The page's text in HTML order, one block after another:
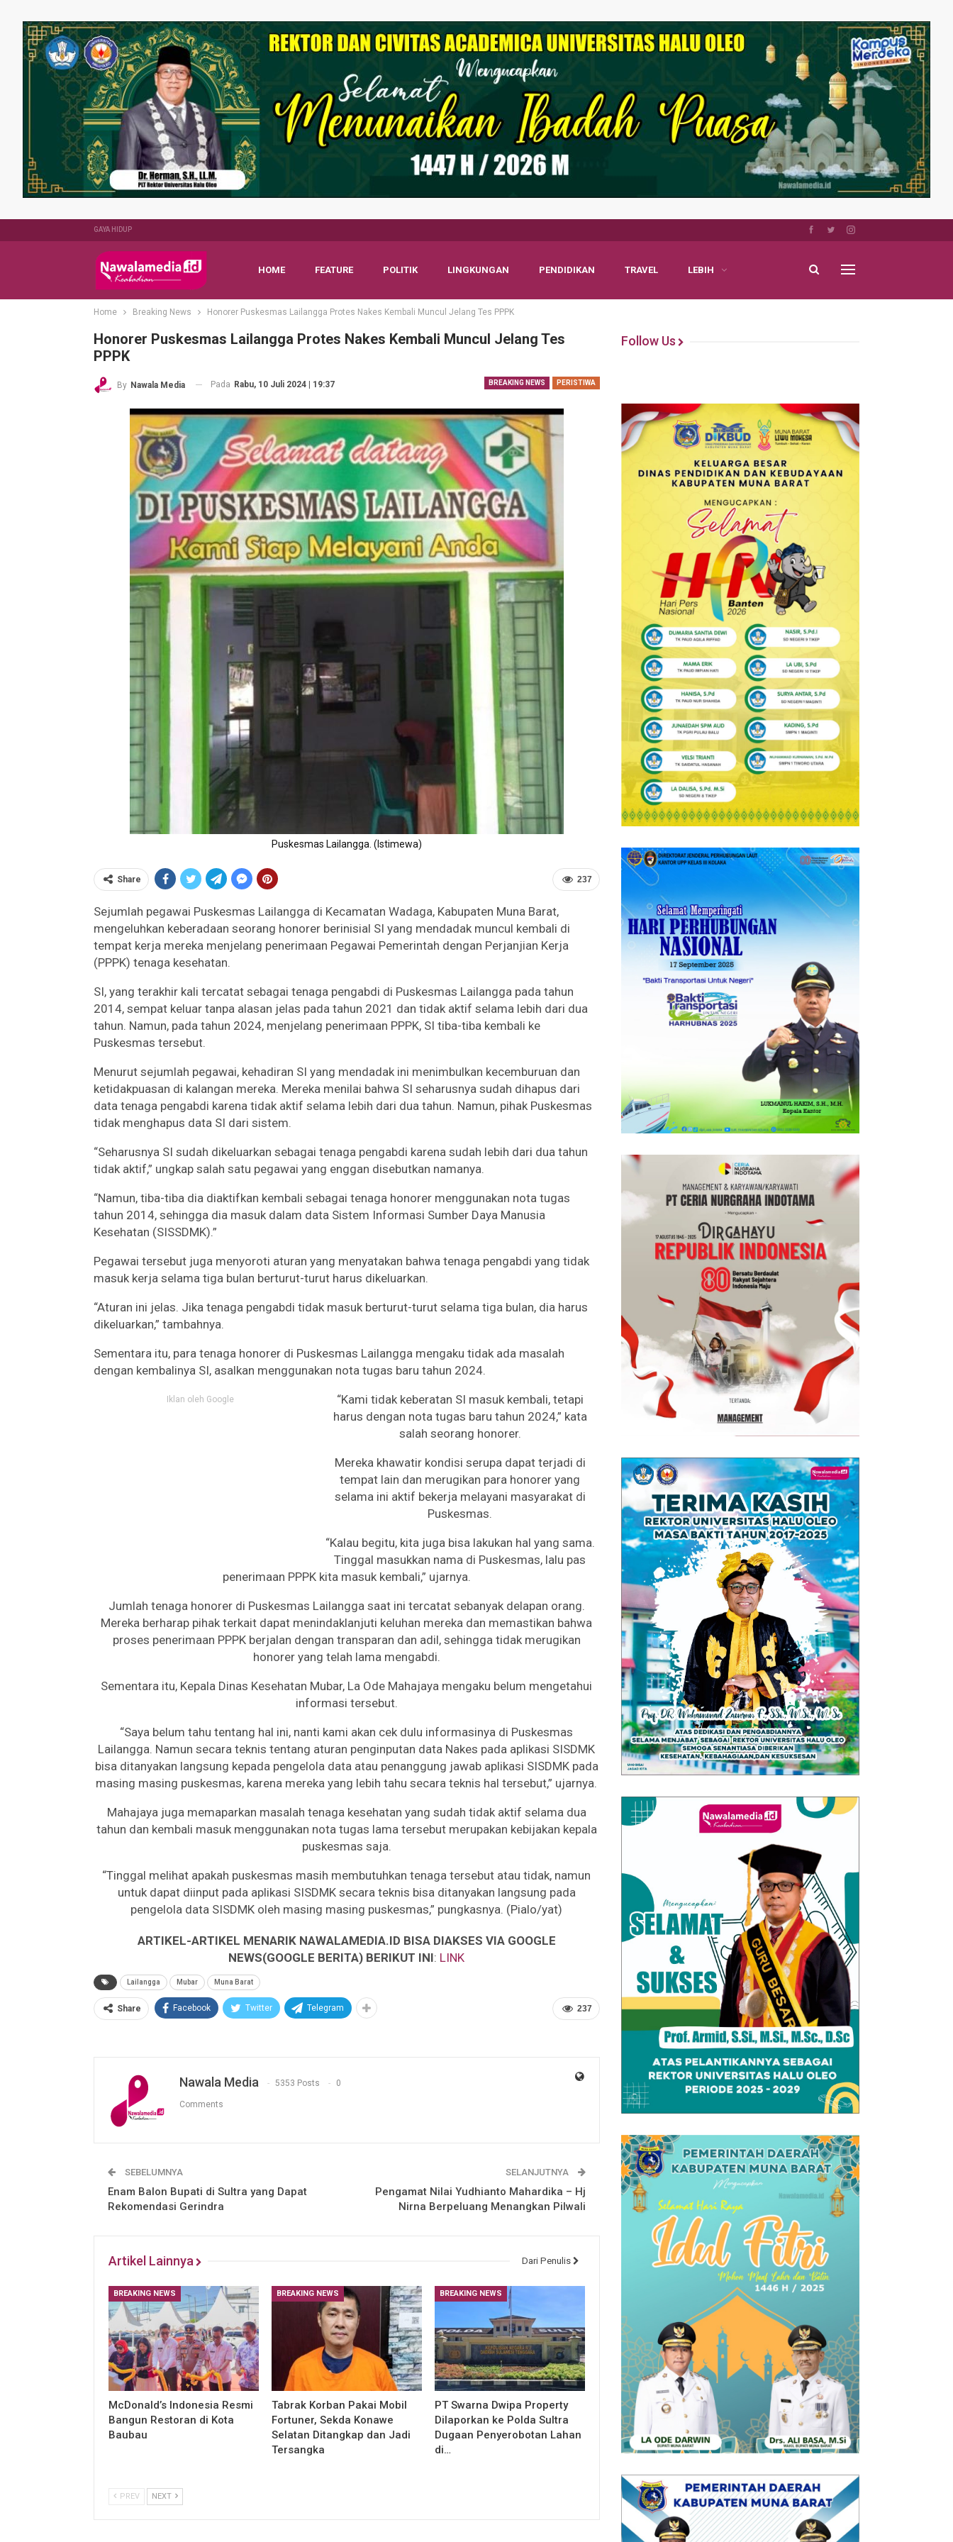
GAYA HIDUP
HOME FEATURE POLITIK LINGKUNGAN PENDIDIKAN TRAVEL LEBIH
Home Breaking News Honorer Puskesmas Lailangga Protes Nakes Kembali Muncul Jelang Tes PPPK
Honorer Puskesmas Lailangga Protes Nakes Kembali Muncul Jelang Tes
PPPK
BREAKING NEWS PERISTIWA
By Nawala Media Pada Rabu, 10 Juli 2024 | 19:37
Puskesmas Lailangga. (Istimewa)
237
Share
Sejumlah pegawai Puskesmas Lailangga di Kecamatan Wadaga, Kabupaten Muna Barat,
mengeluhkan keberadaan seorang honorer berinisial SI yang mendadak muncul kembali di
tempat kerja mereka menjelang penerimaan Pegawai Pemerintah dengan Perjanjian Kerja
(PPPK) tenaga kesehatan.
SI, yang terakhir kali tercatat sebagai tenaga pengabdi di Puskesmas Lailangga pada tahun
2014, sempat keluar tanpa alasan jelas pada tahun 2021 dan tidak aktif selama lebih dari dua
tahun. Namun, pada tahun 2024, menjelang penerimaan PPPK, SI tiba-tiba kembali ke
Puskesmas tersebut.
Menurut sejumlah pegawai, kehadiran SI yang mendadak ini menimbulkan kecemburuan dan
ketidakpuasan di kalangan mereka. Mereka menilai bahwa SI seharusnya sudah dihapus dari
data tenaga pengabdi karena tidak aktif selama lebih dari dua tahun. Namun, pihak Puskesmas
tidak menghapus data SI dari sistem.
“Seharusnya SI sudah dikeluarkan sebagai tenaga pengabdi karena sudah lebih dari dua tahun
tidak aktif,” ungkap salah satu pegawai yang enggan disebutkan namanya.
“Namun, tiba-tiba dia diaktifkan kembali sebagai tenaga honorer menggunakan nota tugas
tahun 2014, sehingga dia masuk dalam data Sistem Informasi Sumber Daya Manusia
Kesehatan (SISSDMK).”
Pegawai tersebut juga menyoroti aturan yang menyatakan bahwa tenaga pengabdi yang tidak
masuk kerja selama tiga bulan berturut-turut harus dikeluarkan.
“Aturan ini jelas. Jika tenaga pengabdi tidak masuk berturut-turut selama tiga bulan, dia harus
dikeluarkan,” tambahnya.
Sementara itu, para tenaga honorer di Puskesmas Lailangga mengaku tidak ada masalah
dengan kembalinya SI, asalkan menggunakan nota tugas baru tahun 2024.
Iklan oleh Google
“Kami tidak keberatan SI masuk kembali, tetapi
harus dengan nota tugas baru tahun 2024,” kata
salah seorang honorer.
Mereka khawatir kondisi serupa dapat terjadi di
tempat lain dan merugikan para honorer yang
selama ini aktif bekerja melayani masyarakat di
Puskesmas.
“Kalau begitu, kita juga bisa lakukan hal yang sama.
Tinggal masukkan nama di Puskesmas, lalu pas
penerimaan PPPK kita masuk kembali,” ujarnya.
Jumlah tenaga honorer di Puskesmas Lailangga saat ini tercatat sebanyak delapan orang.
Mereka berharap pihak terkait dapat menindaklanjuti keluhan mereka dan memastikan bahwa
proses penerimaan PPPK berjalan dengan transparan dan adil, sehingga tidak merugikan
honorer yang telah lama mengabdi.
Sementara itu, Kepala Dinas Kesehatan Mubar, La Ode Mahajaya mengaku belum mengetahui
informasi tersebut.
“Saya belum tahu tentang hal ini, nanti kami akan cek dulu informasinya di Puskesmas
Lailangga. Namun secara teknis tentang aturan penginputan data Nakes pada aplikasi SISDMK
bisa ditanyakan langsung kepada pengelola data atau penanggung jawab aplikasi SISDMK pada
masing masing puskesmas, karena mereka yang lebih tahu secara teknis hal tersebut,” ujarnya.
Mahajaya juga memaparkan masalah tenaga kesehatan yang sudah tidak aktif selama dua
tahun dan kembali masuk menggunakan nota tugas lama tersebut merupakan kebijakan kepala
puskesmas saja.
“Tinggal melihat apakah puskesmas masih membutuhkan tenaga tersebut atau tidak, namun
untuk dapat diinput pada aplikasi SISDMK secara teknis bisa ditanyakan langsung pada
pengelola data SISDMK oleh masing masing puskesmas,” pungkasnya. (Pialo/yat)
ARTIKEL-ARTIKEL MENARIK NAWALAMEDIA.ID BISA DIAKSES VIA GOOGLE
NEWS(GOOGLE BERITA) BERIKUT INI: LINK
Lailangga Mubar Muna Barat
237
Share Facebook Twitter Telegram
Nawala Media 5353 Posts 0
Comments
SEBELUMNYA
Enam Balon Bupati di Sultra yang Dapat
Rekomendasi Gerindra
SELANJUTNYA
Pengamat Nilai Yudhianto Mahardika – Hj
Nirna Berpeluang Menangkan Pilwali
Artikel Lainnya Dari Penulis
BREAKING NEWS
McDonald’s Indonesia Resmi
Bangun Restoran di Kota
Baubau
BREAKING NEWS
Tabrak Korban Pakai Mobil
Fortuner, Sekda Konawe
Selatan Ditangkap dan Jadi
Tersangka
BREAKING NEWS
PT Swarna Dwipa Property
Dilaporkan ke Polda Sultra
Dugaan Penyerobotan Lahan
di…
PREV NEXT
Follow Us